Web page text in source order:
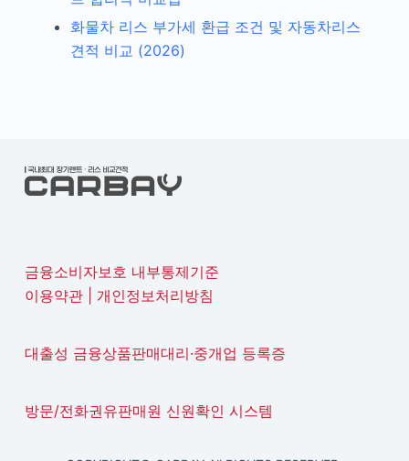
화물차 리스 부가세 환급 조건 및 자동차리스
견적 비교 (2026)
금융소비자보호 내부통제기준
이용약관| 개인정보처리방침
대출성 금융상품판매대리·중개업 등록증
방문/전화권유판매원 신원확인 시스템